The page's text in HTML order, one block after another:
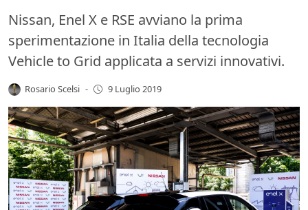
Nissan, Enel X e RSE avviano la prima
sperimentazione in Italia della tecnologia
Vehicle to Grid applicata a servizi innovativi.
Rosario Scelsi - 9 Luglio 2019